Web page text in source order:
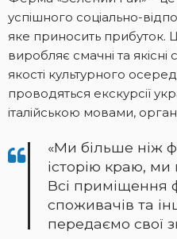
успішного соціально-
яке приносить прибуток.
виробляє смачні та
якості культурного
проводяться екскурсії
італійською мовами,
«Ми більше ніж
історію краю,
Всі приміщення
споживачів та
передаємо свої